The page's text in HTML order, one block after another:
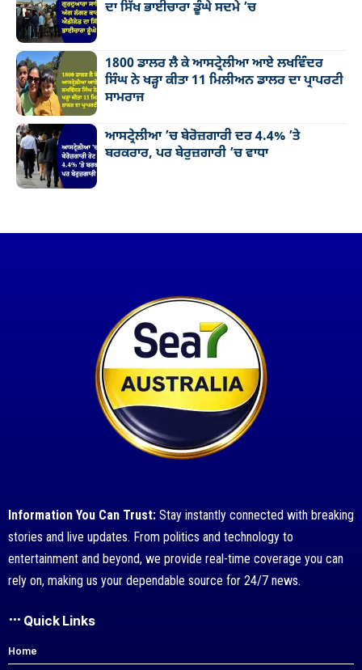
ਦਾ ਸਿੱਖ ਭਾਈਚਾਰਾ ਡੂੰਘੇ ਸਦਮੇ ’ਚ
1800 ਡਾਲਰ ਲੈ ਕੇ ਆਸਟ੍ਰੇਲੀਆ ਆਏ ਲਖਵਿੰਦਰ
ਸਿੰਘ ਨੇ ਖੜ੍ਹਾ ਕੀਤਾ 11 ਮਿਲੀਅਨ ਡਾਲਰ ਦਾ ਪ੍ਰਾਪਰਟੀ
ਸਾਮਰਾਜ
ਆਸਟ੍ਰੇਲੀਆ ’ਚ ਬੇਰੋਜ਼ਗਾਰੀ ਦਰ 4.4% ’ਤੇ
ਬਰਕਰਾਰ, ਪਰ ਬੇਰੁਜ਼ਗਾਰੀ ’ਚ ਵਾਧਾ
Information You Can Trust: Stay instantly connected with breaking
stories and live updates. From politics and technology to
entertainment and beyond, we provide real-time coverage you can
rely on, making us your dependable source for 24/7 news.
Quick Links
Home